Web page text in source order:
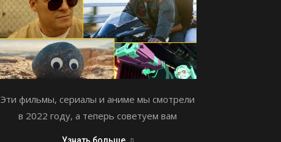
Эти фильмы, сериалы и аниме мы смотрели
в 2022 году, а теперь советуем вам